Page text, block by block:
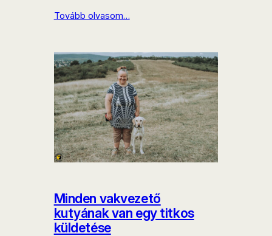
Tovább olvasom…
Minden vakvezető
kutyának van egy titkos
küldetése